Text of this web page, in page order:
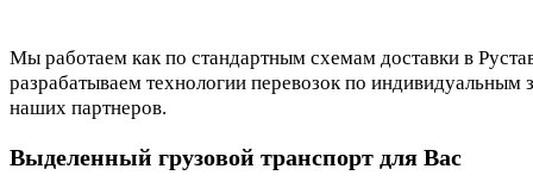
Мы работаем как по стандартным схемам доставки в
разрабатываем технологии перевозок по индивидуальным
наших партнеров.
Выделенный грузовой транспорт для Вас